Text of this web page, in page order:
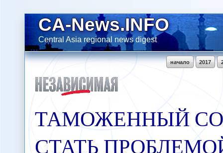
CA-News.INFO
Central Asia regional news digest
2017
начало
ТАМОЖЕННЫЙ
СТАТЬ